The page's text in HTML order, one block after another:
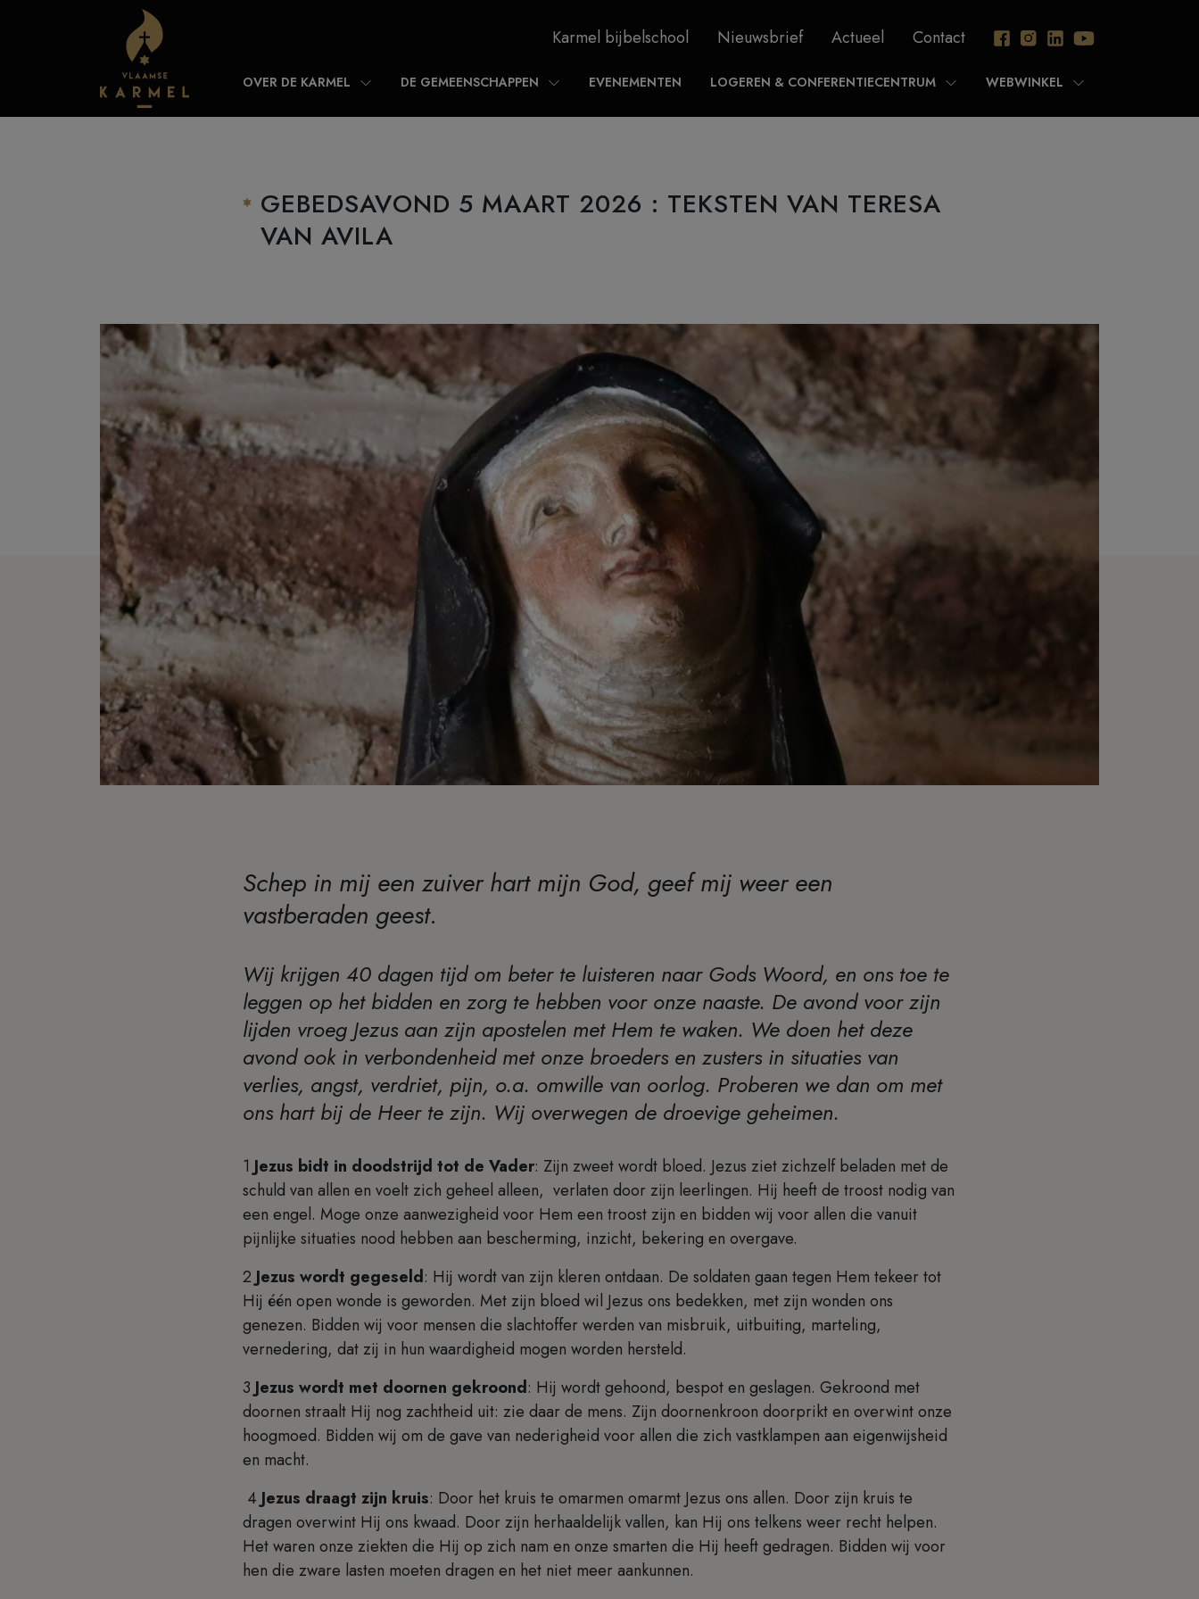
Karmel bijbelschool Nieuwsbrief Actueel Contact
OVER DE KARMEL DE GEMEENSCHAPPEN EVENEMENTEN LOGEREN & CONFERENTIECENTRUM WEBWINKEL
GEBEDSAVOND 5 MAART 2026 : TEKSTEN VAN TERESA
VAN AVILA
Schep in mij een zuiver hart mijn God, geef mij weer een
vastberaden geest.
Wij krijgen 40 dagen tijd om beter te luisteren naar Gods Woord, en ons toe te
leggen op het bidden en zorg te hebben voor onze naaste. De avond voor zijn
lijden vroeg Jezus aan zijn apostelen met Hem te waken. We doen het deze
avond ook in verbondenheid met onze broeders en zusters in situaties van
verlies, angst, verdriet, pijn, o.a. omwille van oorlog. Proberen we dan om met
ons hart bij de Heer te zijn. Wij overwegen de droevige geheimen.
1 Jezus bidt in doodstrijd tot de Vader: Zijn zweet wordt bloed. Jezus ziet zichzelf beladen met de
schuld van allen en voelt zich geheel alleen, verlaten door zijn leerlingen. Hij heeft de troost nodig van
een engel. Moge onze aanwezigheid voor Hem een troost zijn en bidden wij voor allen die vanuit
pijnlijke situaties nood hebben aan bescherming, inzicht, bekering en overgave.
2 Jezus wordt gegeseld: Hij wordt van zijn kleren ontdaan. De soldaten gaan tegen Hem tekeer tot
Hij één open wonde is geworden. Met zijn bloed wil Jezus ons bedekken, met zijn wonden ons
genezen. Bidden wij voor mensen die slachtoffer werden van misbruik, uitbuiting, marteling,
vernedering, dat zij in hun waardigheid mogen worden hersteld.
3 Jezus wordt met doornen gekroond: Hij wordt gehoond, bespot en geslagen. Gekroond met
doornen straalt Hij nog zachtheid uit: zie daar de mens. Zijn doornenkroon doorprikt en overwint onze
hoogmoed. Bidden wij om de gave van nederigheid voor allen die zich vastklampen aan eigenwijsheid
en macht.
4 Jezus draagt zijn kruis: Door het kruis te omarmen omarmt Jezus ons allen. Door zijn kruis te
dragen overwint Hij ons kwaad. Door zijn herhaaldelijk vallen, kan Hij ons telkens weer recht helpen.
Het waren onze ziekten die Hij op zich nam en onze smarten die Hij heeft gedragen. Bidden wij voor
hen die zware lasten moeten dragen en het niet meer aankunnen.